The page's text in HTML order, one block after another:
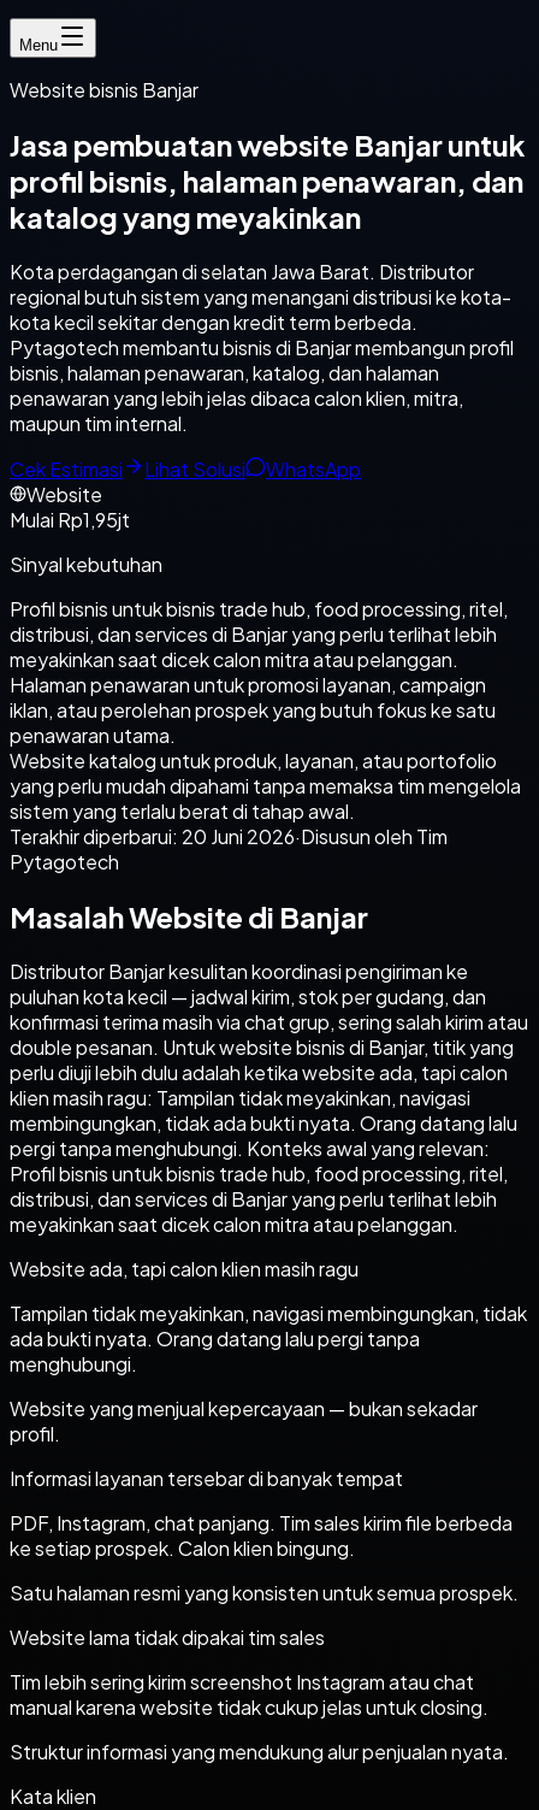
Menu
Website bisnis Banjar
Jasa pembuatan website Banjar untuk
profil bisnis, halaman penawaran, dan
katalog yang meyakinkan
Kota perdagangan di selatan Jawa Barat. Distributor
regional butuh sistem yang menangani distribusi ke kota-
kota kecil sekitar dengan kredit term berbeda.
Pytagotech membantu bisnis di Banjar membangun profil
bisnis, halaman penawaran, katalog, dan halaman
penawaran yang lebih jelas dibaca calon klien, mitra,
maupun tim internal.
Cek Estimasi
Lihat Solusi
WhatsApp
Website
Mulai Rp1,95jt
Sinyal kebutuhan
Profil bisnis untuk bisnis trade hub, food processing, ritel,
distribusi, dan services di Banjar yang perlu terlihat lebih
meyakinkan saat dicek calon mitra atau pelanggan.
Halaman penawaran untuk promosi layanan, campaign
iklan, atau perolehan prospek yang butuh fokus ke satu
penawaran utama.
Website katalog untuk produk, layanan, atau portofolio
yang perlu mudah dipahami tanpa memaksa tim mengelola
sistem yang terlalu berat di tahap awal.
Terakhir diperbarui: 20 Juni 2026·Disusun oleh Tim
Pytagotech
Masalah Website di Banjar
Distributor Banjar kesulitan koordinasi pengiriman ke
puluhan kota kecil — jadwal kirim, stok per gudang, dan
konfirmasi terima masih via chat grup, sering salah kirim atau
double pesanan. Untuk website bisnis di Banjar, titik yang
perlu diuji lebih dulu adalah ketika website ada, tapi calon
klien masih ragu: Tampilan tidak meyakinkan, navigasi
membingungkan, tidak ada bukti nyata. Orang datang lalu
pergi tanpa menghubungi. Konteks awal yang relevan:
Profil bisnis untuk bisnis trade hub, food processing, ritel,
distribusi, dan services di Banjar yang perlu terlihat lebih
meyakinkan saat dicek calon mitra atau pelanggan.
Website ada, tapi calon klien masih ragu
Tampilan tidak meyakinkan, navigasi membingungkan, tidak
ada bukti nyata. Orang datang lalu pergi tanpa
menghubungi.
Website yang menjual kepercayaan — bukan sekadar
profil.
Informasi layanan tersebar di banyak tempat
PDF, Instagram, chat panjang. Tim sales kirim file berbeda
ke setiap prospek. Calon klien bingung.
Satu halaman resmi yang konsisten untuk semua prospek.
Website lama tidak dipakai tim sales
Tim lebih sering kirim screenshot Instagram atau chat
manual karena website tidak cukup jelas untuk closing.
Struktur informasi yang mendukung alur penjualan nyata.
Kata klien